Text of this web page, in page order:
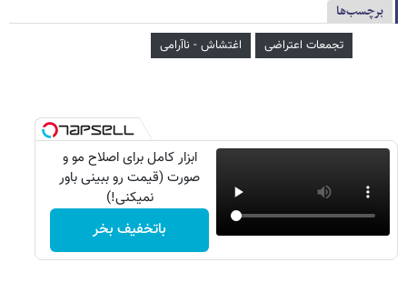
برچسب‌ها
تجمعات اعتراضی اغتشاش - ناآرامی
ابزار کامل برای اصلاح مو و
صورت (قیمت رو ببینی باور
نمیکنی!)
باتخفیف بخر